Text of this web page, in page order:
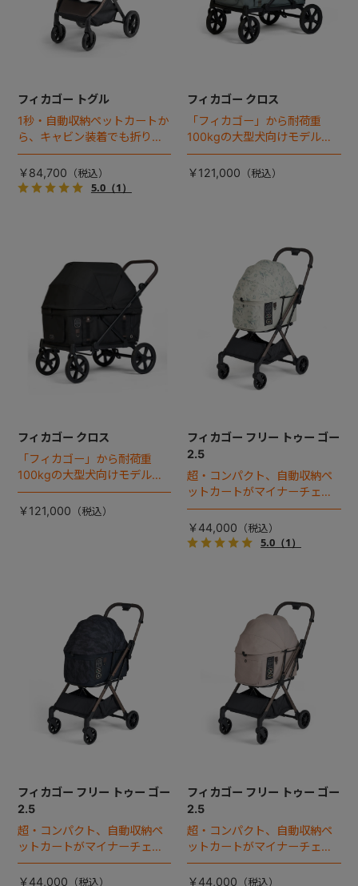
フィカゴー トグル
1秒・自動収納ペットカートか
ら、キャビン装着でも折りた
ためるモデルが登場！
￥84,700
5.0（1）
フィカゴー クロス
「フィカゴー」から耐荷重
100kgの大型犬向けモデルが
登場。
￥121,000
フィカゴー クロス
「フィカゴー」から耐荷重
100kgの大型犬向けモデルが
登場。
￥121,000
フィカゴー フリー トゥー ゴー
2.5
超・コンパクト、自動収納ペ
ットカートがマイナーチェン
ジ！
￥44,000
5.0（1）
フィカゴー フリー トゥー ゴー
2.5
超・コンパクト、自動収納ペ
ットカートがマイナーチェン
ジ！
￥44,000
フィカゴー フリー トゥー ゴー
2.5
超・コンパクト、自動収納ペ
ットカートがマイナーチェン
ジ！
￥44,000